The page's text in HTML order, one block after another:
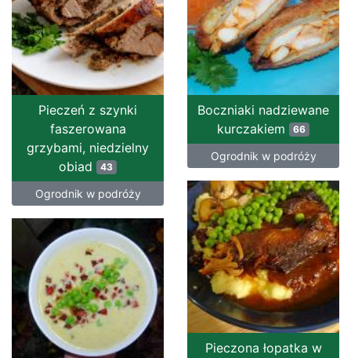
Pieczeń z szynki
faszerowana
grzybami, niedzielny
obiad 43
Ogrodnik w podróży
Boczniaki nadziewane
kurczakiem 66
Ogrodnik w podróży
Pieczona łopatka w